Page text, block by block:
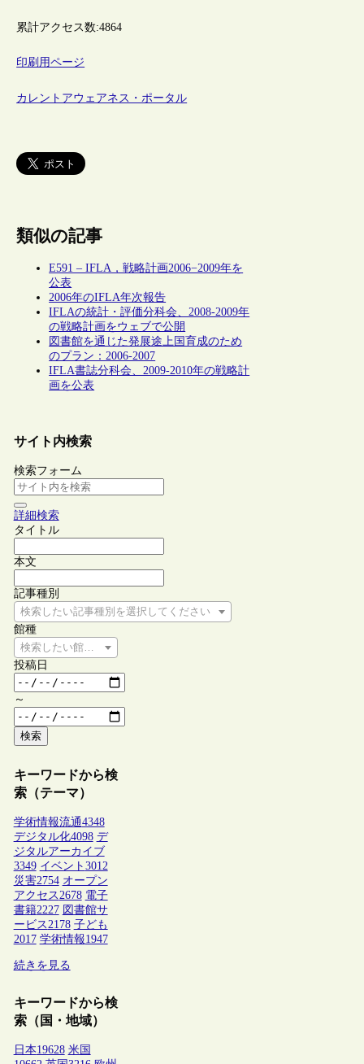
累計アクセス数:4864
印刷用ページ
カレントアウェアネス・ポータル
類似の記事
E591 – IFLA，戦略計画2006−2009年を
公表
2006年のIFLA年次報告
IFLAの統計・評価分科会、2008-2009年
の戦略計画をウェブで公開
図書館を通じた発展途上国育成のため
のプラン：2006-2007
IFLA書誌分科会、2009-2010年の戦略計
画を公表
サイト内検索
検索フォーム
詳細検索
タイトル
本文
記事種別
検索したい記事種別を選択してください
館種
検索したい館種を選択してください
投稿日
～
検索
キーワードから検
索（テーマ）
学術情報流通4348
デジタル化4098 デ
ジタルアーカイブ
3349 イベント 3012
災害2754 オープン
アクセス2678 電子
書籍2227 図書館サ
ービス2178 子ども
2017 学術情報1947
続きを見る
キーワードから検
索（国・地域）
日本19628 米国